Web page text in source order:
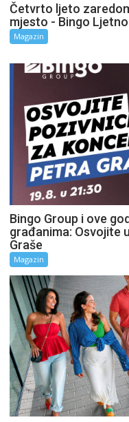
Četvrto ljeto
mjesto - Bingo
Magazin
Bingo Group i ove
građanima: Osvojite
Graše
Magazin